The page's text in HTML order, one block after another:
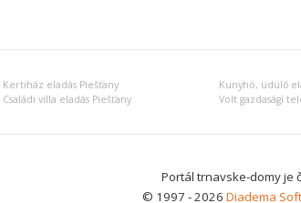
Kertiház eladás Piešťany Kunyhó, üdülő
Családi villa eladás Piešťany
Volt gazdasági
Portál trnavske-domy je
© 1997 - 2026 Diadema